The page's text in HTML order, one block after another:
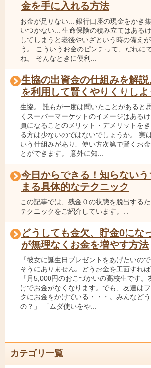
金を手に入れる方法
お金が足りない... 銀行口座の現金をかき
いつかない... 生命保険の積み立てはある
してしまうと老後やいざという時の備え
う。 こういうお金のピンチって、だれに
ね。 そんなときに便利...
生協の出資金の仕組みを解
を利用して賢くやりくりしよ
生協。 誰もが一度は聞いたことがあると
くスーパーマーケットのイメージはある
員になることのメリット・デメリットを
る方は少ないのではないでしょうか。 実
いう仕組みがあり、使い方次第で賢くお
とができます。 意外に知...
今日からできる！知らない
まる具体的なテクニック
この記事では、残金０の状態を脱出する
テクニックをご紹介しています。...
どうしても金欠、貯金0にな
が無理なくお金を増やす方法
「彼女に誕生日プレゼントをあげたいの
そうにありません。どうお金を工面すれば
「月5,000円のおこづかいの高校生です
けでお金がなくなります。でも、友達は
クにお金をかけている・・・。みんなど
の？」 「ムダ使いをや...
カテゴリ一覧